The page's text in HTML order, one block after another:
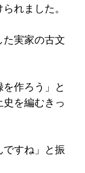
れました。
実家の古文
作ろう」と
を編むきっ
すね」と振